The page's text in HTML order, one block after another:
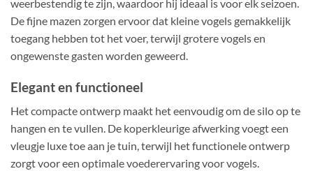
weerbestendig te zijn, waardoor hij ideaal is voor elk seizoen.
De fijne mazen zorgen ervoor dat kleine vogels gemakkelijk
toegang hebben tot het voer, terwijl grotere vogels en
ongewenste gasten worden geweerd.
Elegant en functioneel
Het compacte ontwerp maakt het eenvoudig om de silo op te
hangen en te vullen. De koperkleurige afwerking voegt een
vleugje luxe toe aan je tuin, terwijl het functionele ontwerp
zorgt voor een optimale voederervaring voor vogels.